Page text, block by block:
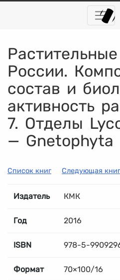
России.
состав и
активность
7. Отделы
— Gnetophyta
Список книг Следующая
Издатель КМК
Год 2016
ISBN 978-5-
Формат 70×100/16